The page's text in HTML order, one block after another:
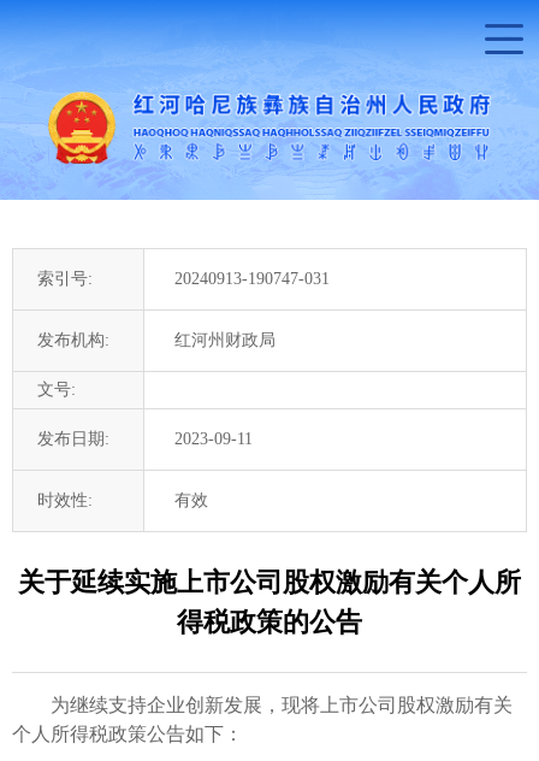
索引号: 20240913-190747-031
发布机构: 红河州财政局
文号:
发布日期: 2023-09-11
时效性: 有效
关于延续实施上市公司股权激励有关个人所
得税政策的公告
为继续支持企业创新发展，现将上市公司股权激励有关
个人所得税政策公告如下：